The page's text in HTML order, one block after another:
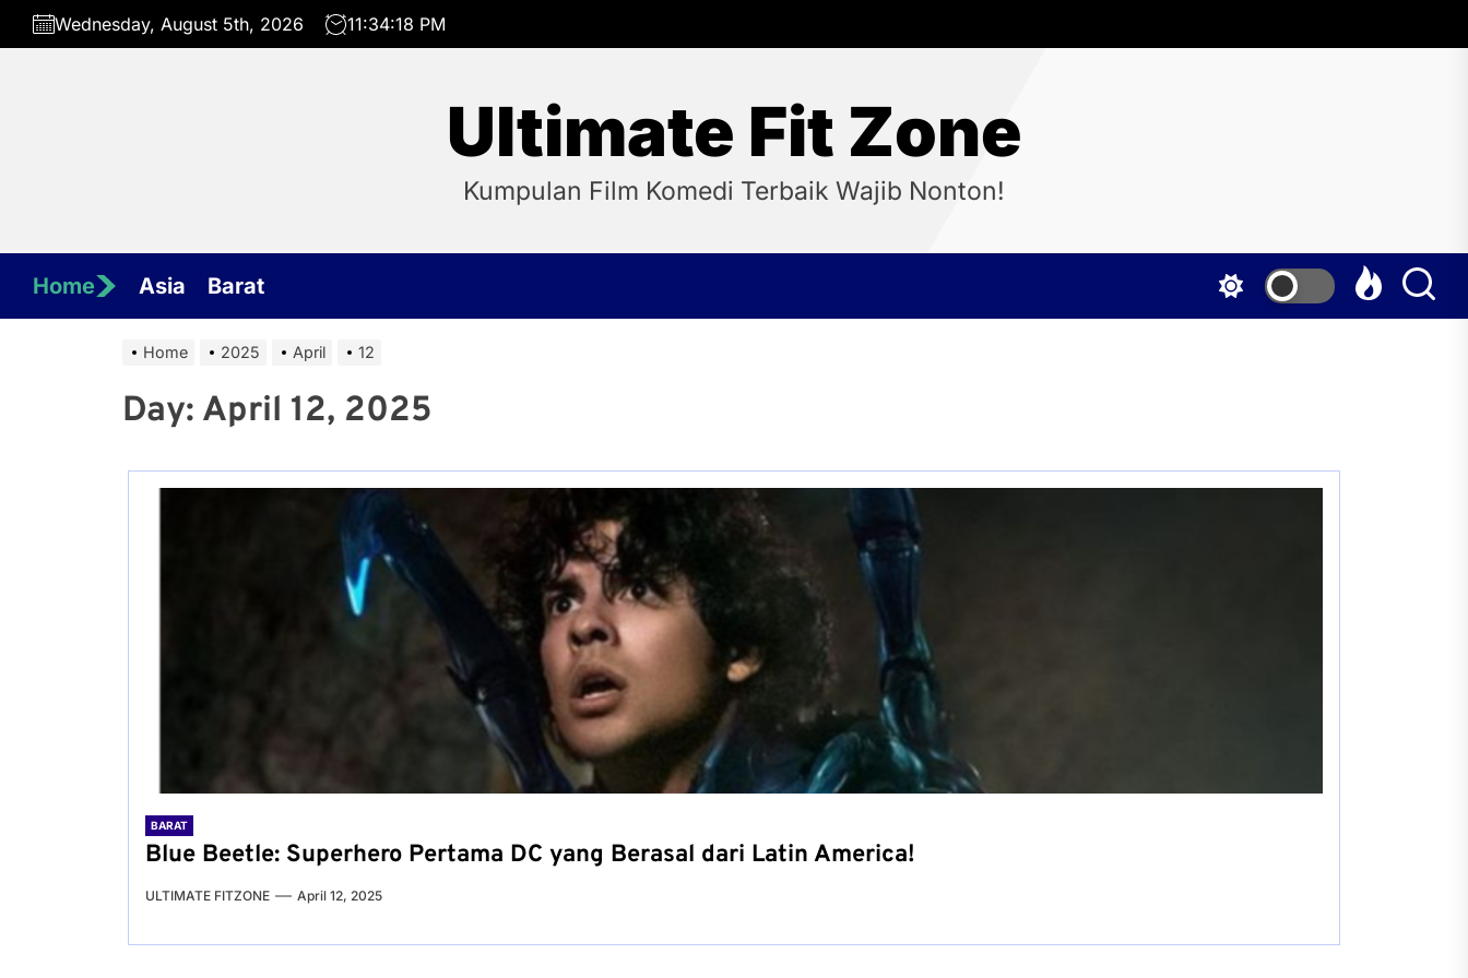
Skip
Wednesday, August 5th, 2026 11:34:18 PM
Ultimate Fit Zone
Kumpulan Film Komedi Terbaik Wajib Nonton!
Home Asia Barat
Home 2025 April 12
Day: April 12, 2025
BARAT
Blue Beetle: Superhero Pertama DC yang Berasal dari Latin America!
ULTIMATE FITZONE April 12, 2025